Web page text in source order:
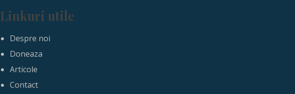
Linkuri utile
Despre noi
Doneaza
Articole
Contact